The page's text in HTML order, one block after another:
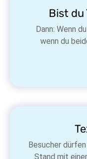
Bist du
Dann: Wenn
wenn du
Besucher
Stand mit